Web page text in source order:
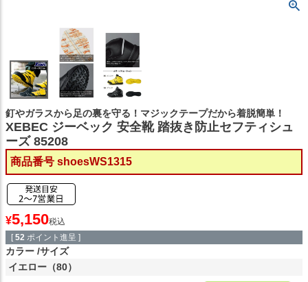
釘やガラスから足の裏を守る！マジックテープだから着脱簡単！
XEBEC ジーベック 安全靴 踏抜き防止セフティシュ
ーズ 85208
商品番号 shoesWS1315
¥5,150税込
[ 52 ポイント進呈 ]
カラー サイズ
イエロー（80）